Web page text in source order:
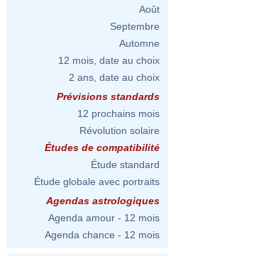
Août
Septembre
Automne
12 mois, date au choix
2 ans, date au choix
Prévisions standards
12 prochains mois
Révolution solaire
Études de compatibilité
Étude standard
Étude globale avec portraits
Agendas astrologiques
Agenda amour - 12 mois
Agenda chance - 12 mois